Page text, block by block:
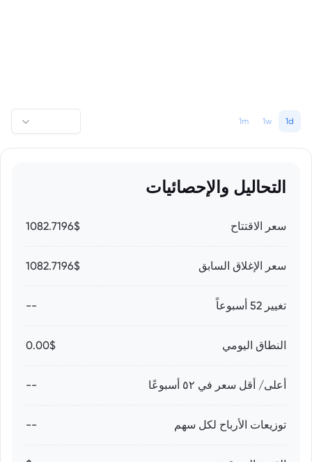
1d
1w
1m
التحاليل والإحصائيات
سعر الاقتتاح 1082.7196$
سعر الإغلاق السابق 1082.7196$
تغيير 52 أسبوعاً --
النطاق اليومي 0.00$
أعلى/ أقل سعر في ٥٢ أسبوعًا --
توزيعات الأرباح لكل سهم --